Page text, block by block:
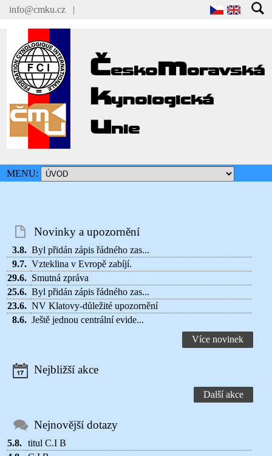
info@cmku.cz |
Českomoravská
kynologická
unie
MENU:
Novinky a upozornění
3.8. Byl přidán zápis řádného zas...
9.7. Vzteklina v Evropě zabíjí.
29.6. Smutná zpráva
25.6. Byl přidán zápis řádného zas...
23.6. NV Klatovy-důležité upozornění
8.6. Ještě jednou centrální evide...
Více novinek
Nejbližší akce
Další akce
Nejnovější dotazy
5.8. titul C.I B